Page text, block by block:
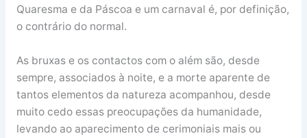
Quaresma e da Páscoa e um carnaval é, por definição,
o contrário do normal.
As bruxas e os contactos com o além são, desde
sempre, associados à noite, e a morte aparente de
tantos elementos da natureza acompanhou, desde
muito cedo essas preocupações da humanidade,
levando ao aparecimento de cerimoniais mais ou